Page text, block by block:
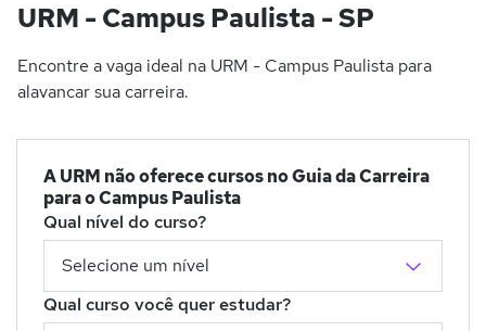
URM - Campus Paulista - SP
Encontre a vaga ideal na URM - Campus Paulista para
alavancar sua carreira.
A URM não oferece cursos no Guia da Carreira
para o Campus Paulista
Qual nível do curso?
Qual curso você quer estudar?